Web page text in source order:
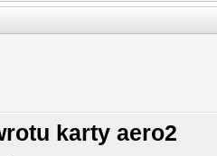
karty aero2